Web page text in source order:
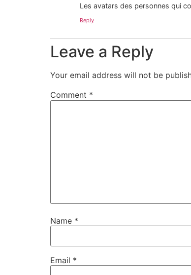
Les avatars des personnes qui
Reply
Leave a Reply
Your email address will not be
Comment *
Name *
Email *